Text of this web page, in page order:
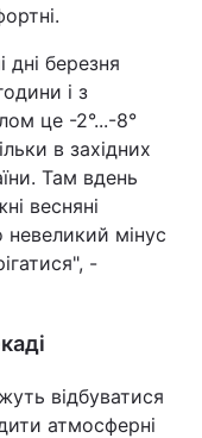
дні березня
і з
це -2°...-8°
в західних
Там вдень
весняні
мінус
-
відбуватися
атмосферні